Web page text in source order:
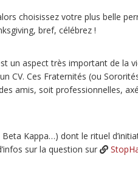
choisissez votre plus belle
bref, célébrez !
un aspect très important de la
CV. Ces Fraternités (ou
amis, soit professionnelles,
Kappa…) dont le rituel
sur la question sur